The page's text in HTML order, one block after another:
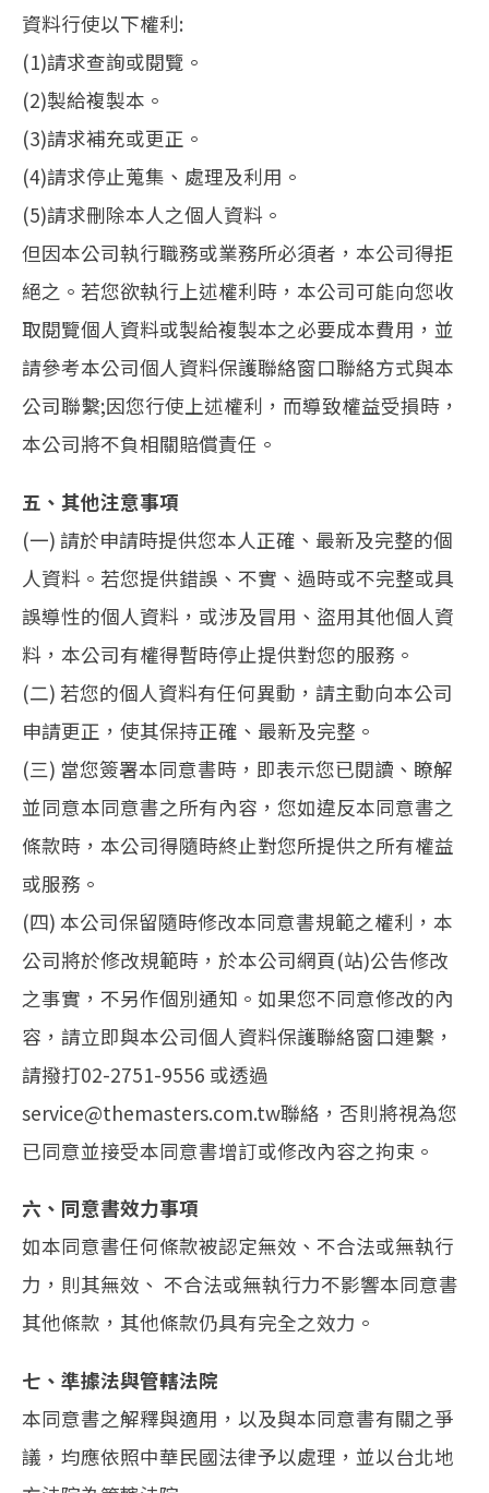
資料行使以下權利:
(1)請求查詢或閱覽。
(2)製給複製本。
(3)請求補充或更正。
(4)請求停止蒐集、處理及利用。
(5)請求刪除本人之個人資料。
但因本公司執行職務或業務所必須者，本公司得拒
絕之。若您欲執行上述權利時，本公司可能向您收
取閱覽個人資料或製給複製本之必要成本費用，並
請參考本公司個人資料保護聯絡窗口聯絡方式與本
公司聯繫;因您行使上述權利，而導致權益受損時，
本公司將不負相關賠償責任。
五、其他注意事項
(一) 請於申請時提供您本人正確、最新及完整的個
人資料。若您提供錯誤、不實、過時或不完整或具
誤導性的個人資料，或涉及冒用、盜用其他個人資
料，本公司有權得暫時停止提供對您的服務。
(二) 若您的個人資料有任何異動，請主動向本公司
申請更正，使其保持正確、最新及完整。
(三) 當您簽署本同意書時，即表示您已閱讀、瞭解
並同意本同意書之所有內容，您如違反本同意書之
條款時，本公司得隨時終止對您所提供之所有權益
或服務。
(四) 本公司保留隨時修改本同意書規範之權利，本
公司將於修改規範時，於本公司網頁(站)公告修改
之事實，不另作個別通知。如果您不同意修改的內
容，請立即與本公司個人資料保護聯絡窗口連繫，
請撥打02-2751-9556 或透過
service@themasters.com.tw聯絡，否則將視為您
已同意並接受本同意書增訂或修改內容之拘束。
六、同意書效力事項
如本同意書任何條款被認定無效、不合法或無執行
力，則其無效、 不合法或無執行力不影響本同意書
其他條款，其他條款仍具有完全之效力。
七、準據法與管轄法院
本同意書之解釋與適用，以及與本同意書有關之爭
議，均應依照中華民國法律予以處理，並以台北地